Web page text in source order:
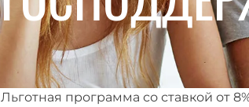
Льготная программа со ставкой от